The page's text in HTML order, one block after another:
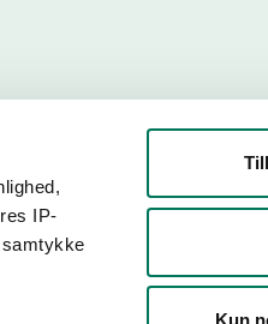
IP-
Kun